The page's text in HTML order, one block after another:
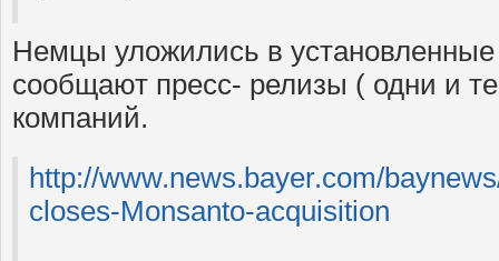
Немцы уложились в
сообщают пресс- релизы ( одни и
компаний.
http://www.news.bayer.com/
closes-Monsanto-acquisition